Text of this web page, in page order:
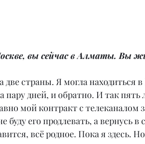
вы сейчас в Алматы. Вы
две страны. Я могла находиться
пару дней, и обратно. И так пять
мой контракт с телеканалом
его продлевать, а вернусь в
всё родное. Пока я здесь.